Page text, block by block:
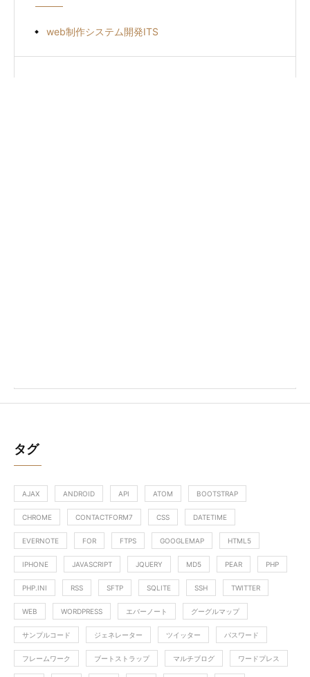
web制作システム開発ITS
タグ
AJAX ANDROID API ATOM BOOTSTRAP
CHROME CONTACTFORM7 CSS DATETIME
EVERNOTE FOR FTPS GOOGLEMAP HTML5
IPHONE JAVASCRIPT JQUERY MD5 PEAR PHP
PHP.INI RSS SFTP SQLITE SSH TWITTER
WEB WORDPRESS エバーノート グーグルマップ
サンプルコード ジェネレーター ツイッター パスワード
フレームワーク ブートストラップ マルチブログ ワードプレス